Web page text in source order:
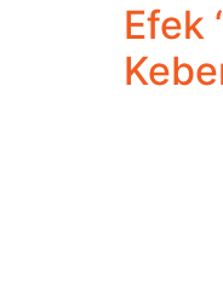
Efek